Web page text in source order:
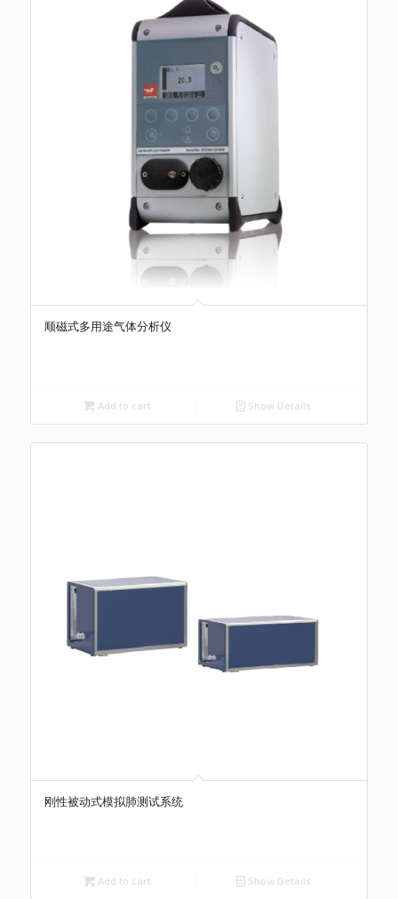
顺磁式多用途气体分析仪
Add to cart Show Details
刚性被动式模拟肺测试系统
Add to cart Show Details